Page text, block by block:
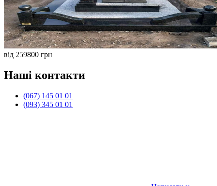
від 259800 грн
Наші контакти
(067) 145 01 01
(093) 345 01 01